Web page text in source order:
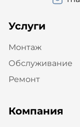
Услуги
Монтаж
Обслуживание
Ремонт
Компания